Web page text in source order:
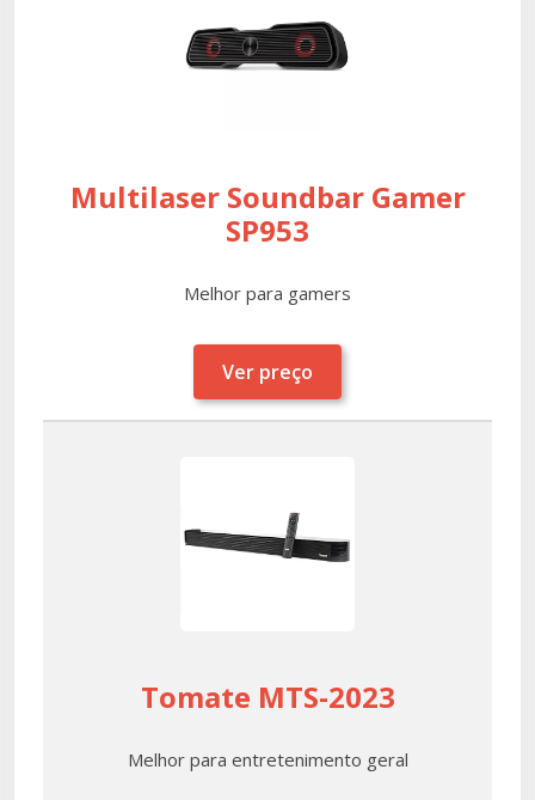
Multilaser Soundbar Gamer
SP953
Melhor para gamers
Ver preço
Tomate ‎MTS-2023
Melhor para entretenimento geral